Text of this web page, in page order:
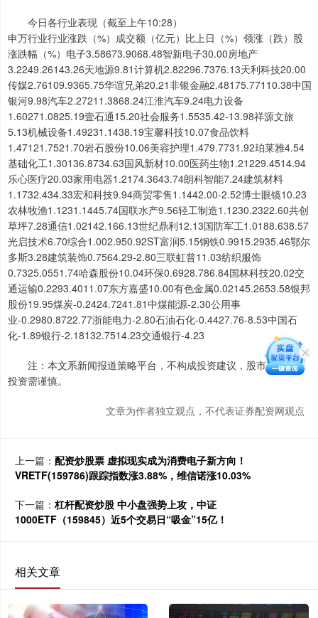
今日各行业表现（截至上午10:28）
申万行业行业涨跌（%）成交额（亿元）比上日（%）领涨（跌）股
涨跌幅（%）电子3.58673.9068.48智新电子30.00房地产
3.2249.26143.26天地源9.81计算机2.82296.7376.13天利科技20.00
传媒2.76109.9365.75华谊兄弟20.21非银金融2.48175.77110.38中国
银河9.98汽车2.27211.3868.24江淮汽车9.24电力设备
1.60271.0825.19壹石通15.20社会服务1.5535.42-13.98祥源文旅
5.13机械设备1.49231.1438.19宝馨科技10.07食品饮料
1.47121.7521.70岩石股份10.06美容护理1.479.7731.92珀莱雅4.54
基础化工1.30136.8734.63国风新材10.00医药生物1.21229.4514.94
乐心医疗20.03家用电器1.2174.3643.74朗科智能7.24建筑材料
1.1732.434.33宏和科技9.94商贸零售1.1442.00-2.52博士眼镜10.23
农林牧渔1.1231.1445.74国联水产9.56轻工制造1.1230.2322.60共创
草坪7.28通信1.02142.166.13世纪鼎利12.13国防军工1.0188.638.57
光启技术6.70综合1.002.950.92ST富润5.15钢铁0.9915.2935.46鄂尔
多斯3.28建筑装饰0.7564.29-2.80三联虹普11.03纺织服饰
0.7325.0551.74哈森股份10.04环保0.6928.786.84国林科技20.02交
通运输0.2293.4011.07东方嘉盛10.00有色金属0.02145.2653.58银邦
股份19.95煤炭-0.2424.7241.81中煤能源-2.30公用事
业-0.2980.8722.77浙能电力-2.80石油石化-0.4427.76-8.53中国石
化-1.89银行-2.18132.7514.23交通银行-4.23
注：本文系新闻报道策略平台，不构成投资建议，股市有风险，
投资需谨慎。
文章为作者独立观点，不代表证券配资网观点
上一篇： 配资炒股票 虚拟现实成为消费电子新方向！
VRETF(159786)跟踪指数涨3.88%，维信诺涨10.03%
下一篇： 杠杆配资炒股 中小盘强势上攻，中证
1000ETF（159845）近5个交易日“吸金”15亿！
相关文章